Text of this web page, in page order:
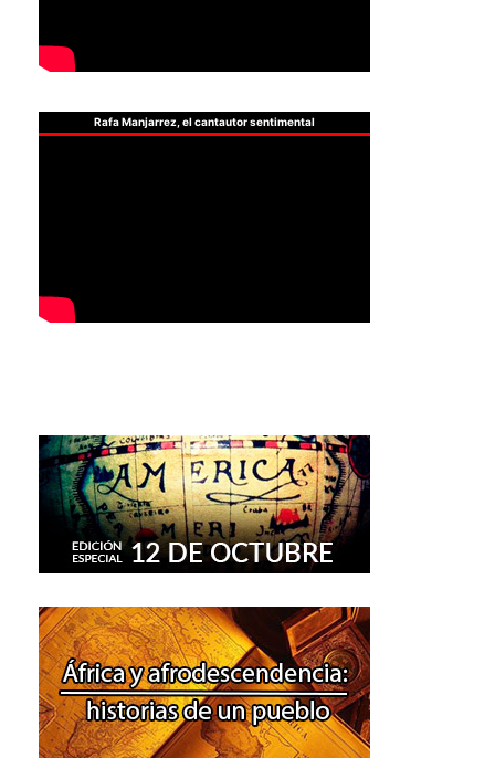
Rafa Manjarrez, el cantautor sentimental